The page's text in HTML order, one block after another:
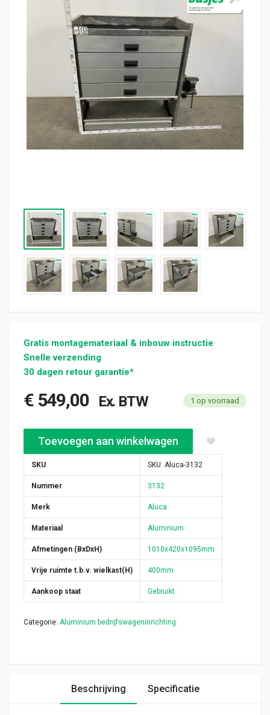
Gratis montagemateriaal & inbouw instructie
Snelle verzending
30 dagen retour garantie*
€549,00 Ex. BTW 1 op voorraad
Aluca bedrijfswageninrichting 1010x420x1095mm (3132)
Toevoegen aan winkelwagen
SKU SKU: Aluca-3132
Nummer 3132
Merk Aluca
Materiaal Aluminium
Afmetingen (BxDxH) 1010x420x1095mm
Vrije ruimte t.b.v. wielkast(H) 400mm
Aankoop staat Gebruikt
Categorie: Aluminium bedrijfswageninrichting
Beschrijving Specificatie